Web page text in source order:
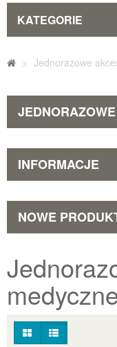
KATEGORIE
> Jednorazowe
INFORMACJE
NOWE